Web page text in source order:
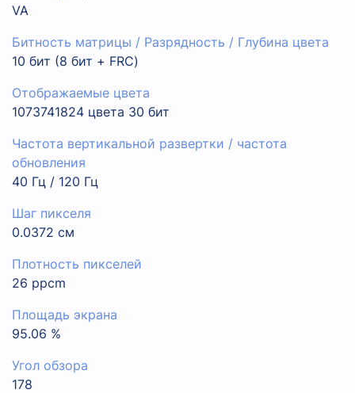
VA
Битность матрицы / Разрядность / Глубина цвета
10 бит (8 бит + FRC)
Отображаемые цвета
1073741824 цвета 30 бит
Частота вертикальной развертки / частота
обновления
40 Гц / 120 Гц
Шаг пикселя
0.0372 см
Плотность пикселей
26 ppcm
Площадь экрана
95.06 %
Угол обзора
178